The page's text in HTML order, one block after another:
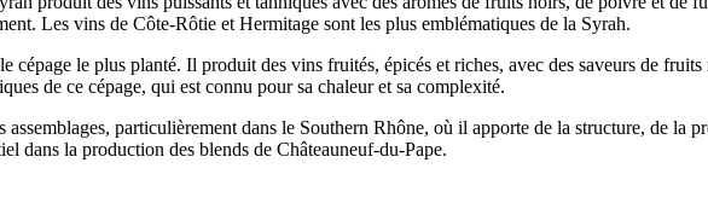
Les vins de Côte-Rôtie et Hermitage sont les plus emblématiques de la Syrah.
cépage le plus planté. Il produit des vins fruités, épicés et riches, avec des saveurs de
de ce cépage, qui est connu pour sa chaleur et sa complexité.
particulièrement dans le Southern Rhône, où il apporte de la structure, de la
dans la production des blends de Châteauneuf-du-Pape.